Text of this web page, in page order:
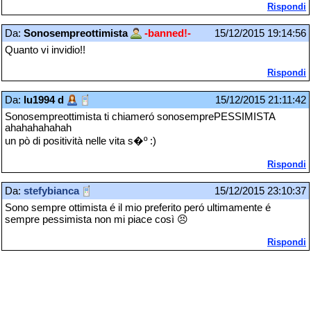
Rispondi
Da: Sonosempreottimista -banned!-
15/12/2015 19:14:56
Quanto vi invidio!!
Rispondi
Da: lu1994 d
15/12/2015 21:11:42
Sonosempreottimista ti chiameró sonosemprePESSIMISTA
ahahahahahah
un pò di positività nelle vita s�º :)
Rispondi
Da: stefybianca
15/12/2015 23:10:37
Sono sempre ottimista é il mio preferito peró ultimamente é
sempre pessimista non mi piace così 😣
Rispondi